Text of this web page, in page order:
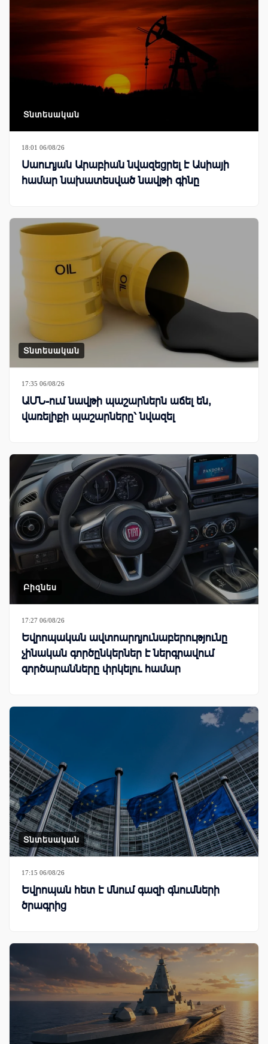
Տնտեսական
18:01 06/08/26
Սաուդյան Արաբիան նվազեցրել է Ասիայի
համար նախատեսված նավթի գինը
Տնտեսական
17:35 06/08/26
ԱՄՆ-ում նավթի պաշարներն աճել են,
վառելիքի պաշարները՝ նվազել
Բիզնես
17:27 06/08/26
Եվրոպական ավտոարդյունաբերությունը
չինական գործընկերներ է ներգրավում
գործարանները փրկելու համար
Տնտեսական
17:15 06/08/26
Եվրոպան հետ է մնում գազի գնումների
ծրագրից